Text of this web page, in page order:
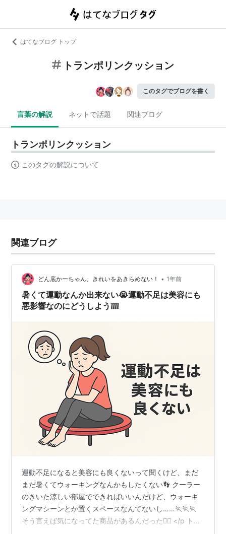
はてなブログ トップ
トランポリンクッション
このタグでブログを書く
言葉の解説 ネットで話題 関連ブログ
トランポリンクッション
このタグの解説について
関連ブログ
どん底かーちゃん、きれいをあきらめない！ • 1年前
暑くて運動なんか出来ない😭運動不足は美容にも
悪影響なのにどうしよう❕❕❕❕
運動不足になると美容にも良くないって聞くけど、まだ
まだ暑くてウォーキングなんかもしたくない👣 クーラー
のきいた涼しい部屋でできればいいんだけど、ウォーキ
ングマシーンとか置くスペースなんてないし……🏃🏃🏃
そう言えば気になってた商品があるんだった🙆‍♀️ </p トラ